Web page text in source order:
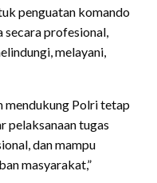
penguatan komando
secara profesional,
melayani,
mendukung Polri tetap
pelaksanaan tugas
dan mampu
masyarakat,”